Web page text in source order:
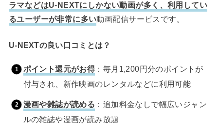
ラマなどはU-NEXTにしかない動画が多く、利用してい
るユーザーが非常に多い動画配信サービスです。
U-NEXTの良い口コミとは？
ポイント還元がお得：毎月1,200円分のポイントが
付与され、新作映画のレンタルなどに利用可能
漫画や雑誌が読める ：追加料金なしで幅広いジャン
ルの雑誌や漫画が読み放題